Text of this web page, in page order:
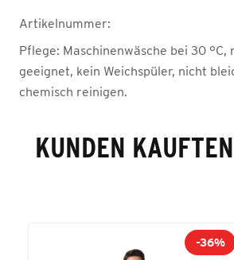
Artikelnummer:
Pflege: Maschinenwäsche bei 30 °C,
geeignet, kein Weichspüler, nicht
chemisch reinigen.
KUNDEN
-36%